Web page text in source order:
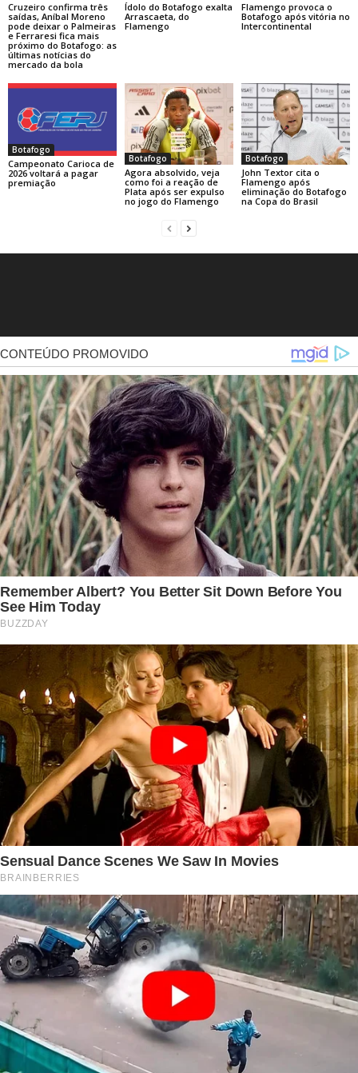
Cruzeiro confirma três
saídas, Aníbal Moreno
pode deixar o Palmeiras
e Ferraresi fica mais
próximo do Botafogo: as
últimas notícias do
mercado da bola
Ídolo do Botafogo exalta
Arrascaeta, do
Flamengo
Flamengo provoca o
Botafogo após vitória no
Intercontinental
Botafogo
Campeonato Carioca de
2026 voltará a pagar
premiação
Botafogo
Agora absolvido, veja
como foi a reação de
Plata após ser expulso
no jogo do Flamengo
Botafogo
John Textor cita o
Flamengo após
eliminação do Botafogo
na Copa do Brasil